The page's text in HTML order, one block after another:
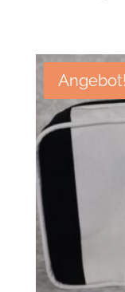
Angebot!